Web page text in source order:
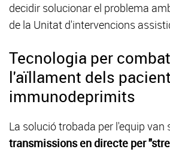
decidir solucionar el problema
de la Unitat d'intervencions
Tecnologia per
l'aïllament dels
immunodeprimits
La solució trobada per l'equip van
transmissions en directe per